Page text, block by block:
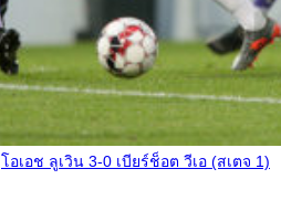
โอเอช ลูเวิน 3-0 เบียร์ช็อต วีเอ (สเตจ 1)